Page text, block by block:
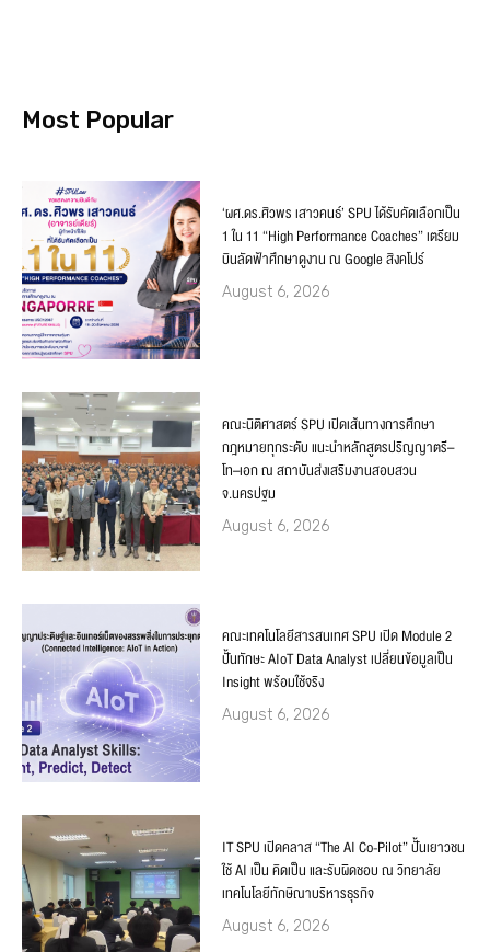
Most Popular
‘ผศ.ดร.ศิวพร เสาวคนธ์’ SPU ได้รับคัดเลือกเป็น
1 ใน 11 “High Performance Coaches” เตรียม
บินลัดฟ้าศึกษาดูงาน ณ Google สิงคโปร์
August 6, 2026
คณะนิติศาสตร์ SPU เปิดเส้นทางการศึกษา
กฎหมายทุกระดับ แนะนำหลักสูตรปริญญาตรี–
โท–เอก ณ สถาบันส่งเสริมงานสอบสวน
จ.นครปฐม
August 6, 2026
คณะเทคโนโลยีสารสนเทศ SPU เปิด Module 2
ปั้นทักษะ AIoT Data Analyst เปลี่ยนข้อมูลเป็น
Insight พร้อมใช้จริง
August 6, 2026
IT SPU เปิดคลาส “The AI Co-Pilot” ปั้นเยาวชน
ใช้ AI เป็น คิดเป็น และรับผิดชอบ ณ วิทยาลัย
เทคโนโลยีทักษิณาบริหารธุรกิจ
August 6, 2026